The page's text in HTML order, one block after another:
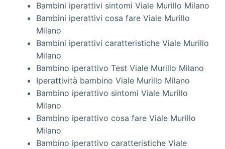
Bambini iperattivi sintomi Viale Murillo Milano
Bambini iperattivi cosa fare Viale Murillo
Milano
Bambini iperattivi caratteristiche Viale Murillo
Milano
Bambino iperattivo Test Viale Murillo Milano
Iperattività bambino Viale Murillo Milano
Bambino iperattivo sintomi Viale Murillo
Milano
Bambino iperattivo cosa fare Viale Murillo
Milano
Bambino iperattivo caratteristiche Viale